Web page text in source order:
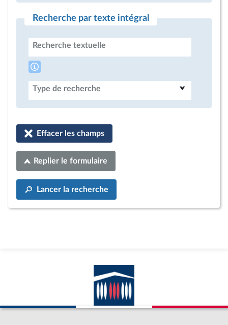
Recherche par texte intégral
Recherche textuelle
Type de recherche
Effacer les champs
Replier le formulaire
Lancer la recherche